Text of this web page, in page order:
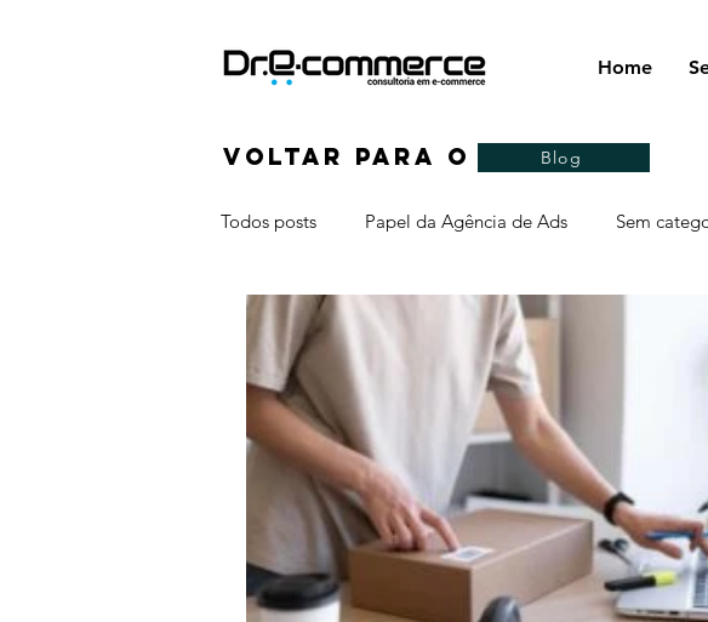
Home
Voltar para o Blog
Todos posts Papel da Agência de Ads Sem
Marketing Digital Email Marketing
Consumidores Ferramentas
Dados de Mercado Formatos Mobile
Criando um e-commerce Meios de Pagamento